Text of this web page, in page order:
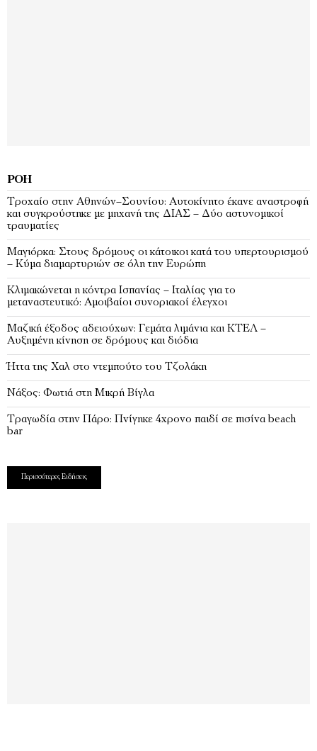
ΡΟΉ
Τροχαίο στην Αθηνών–Σουνίου: Αυτοκίνητο έκανε αναστροφή
και συγκρούστηκε με μηχανή της ΔΙΑΣ – Δύο αστυνομικοί
τραυματίες
Μαγιόρκα: Στους δρόμους οι κάτοικοι κατά του υπερτουρισμού
– Κύμα διαμαρτυριών σε όλη την Ευρώπη
Κλιμακώνεται η κόντρα Ισπανίας – Ιταλίας για το
μεταναστευτικό: Αμοιβαίοι συνοριακοί έλεγχοι
Μαζική έξοδος αδειούχων: Γεμάτα λιμάνια και ΚΤΕΛ –
Αυξημένη κίνηση σε δρόμους και διόδια
Ήττα της Χαλ στο ντεμπούτο του Τζολάκη
Νάξος: Φωτιά στη Μικρή Βίγλα
Tραγωδία στην Πάρο: Πνίγηκε 4χρονο παιδί σε πισίνα beach
bar
Περισσότερες Ειδήσεις